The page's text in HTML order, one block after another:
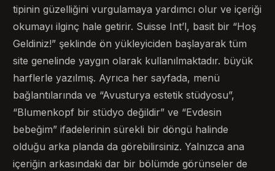
tipinin güzelliğini vurgulamaya yardımcı olur ve içeriği
okumayı ilginç hale getirir. Suisse Int’l, basit bir “Hoş
Geldiniz!” şeklinde ön yükleyiciden başlayarak tüm
site genelinde yaygın olarak kullanılmaktadır. büyük
harflerle yazılmış. Ayrıca her sayfada, menü
bağlantılarında ve “Avusturya estetik stüdyosu”,
“Blumenkopf bir stüdyo değildir” ve “Evdesin
bebeğim” ifadelerinin sürekli bir döngü halinde
olduğu arka planda da görebilirsiniz. Yalnızca ana
içeriğin arkasındaki dar bir bölümde görünseler de